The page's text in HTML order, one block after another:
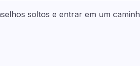
soltos e entrar em um